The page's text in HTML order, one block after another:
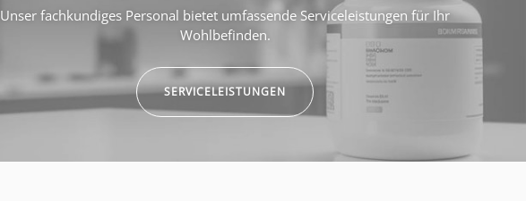
Unser fachkundiges Personal bietet umfassende Serviceleistungen für Ihr
Wohlbefinden.
SERVICELEISTUNGEN